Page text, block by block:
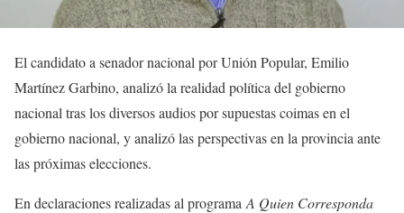
El candidato a senador nacional por Unión Popular, Emilio
Martínez Garbino, analizó la realidad política del gobierno
nacional tras los diversos audios por supuestas coimas en el
gobierno nacional, y analizó las perspectivas en la provincia ante
las próximas elecciones.
En declaraciones realizadas al programa A Quien Corresponda